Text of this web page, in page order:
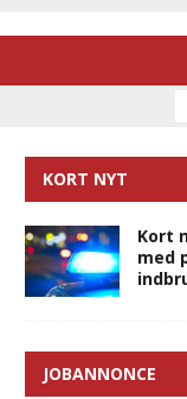
KORT NYT
Kort
med
JOBANNONCE